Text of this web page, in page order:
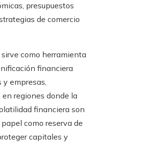
presupuestos
de comercio
como herramienta
financiera
y empresas,
regiones donde la
financiera son
como reserva de
capitales y